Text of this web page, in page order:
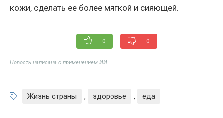
кожи, сделать ее более мягкой и сияющей.
0 0
Новость написана с применением ИИ
Жизнь страны , здоровье , еда